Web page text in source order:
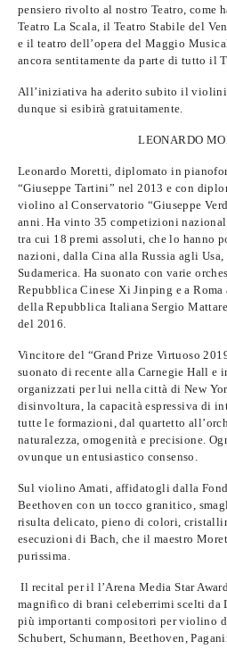
pensiero rivolto al nostro Teatro, come
Teatro La Scala, il Teatro Stabile del
e il teatro dell’opera del Maggio
ancora sentitamente da parte di tutto il
All’iniziativa ha aderito subito il
dunque si esibirà gratuitamente.
LEONARDO
Leonardo Moretti, diplomato in
“Giuseppe Tartini” nel 2013 e con
violino al Conservatorio “Giuseppe
anni. Ha vinto 35 competizioni
tra cui 18 premi assoluti, che lo hanno
nazioni, dalla Cina alla Russia agli
Sudamerica. Ha suonato con varie
Repubblica Cinese Xi Jinping e a Roma
della Repubblica Italiana Sergio
del 2016.
Vincitore del “Grand Prize Virtuoso
suonato di recente alla Carnegie Hall e
organizzati per lui nella città di New
disinvoltura, la capacità espressiva di
tutte le formazioni, dal quartetto
naturalezza, omogenità e precisione.
ovunque un entusiastico consenso.
Sul violino Amati, affidatogli dalla
Beethoven con un tocco granitico,
risulta delicato, pieno di colori,
esecuzioni di Bach, che il maestro
purissima.
Il recital per il l’Arena Media Star
magnifico di brani celeberrimi scelti da
più importanti compositori per violino
Schubert, Schumann, Beethoven,